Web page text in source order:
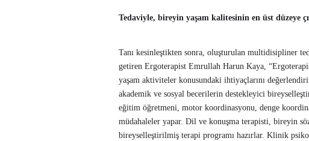
Tedaviyle, bireyin yaşam kalitesinin en üst düzeye
Tanı kesinleştikten sonra, oluşturulan multidisipliner
getiren Ergoterapist Emrullah Harun Kaya,
yaşam aktiviteler konusundaki ihtiyaçlarını
akademik ve sosyal becerilerin destekleyici
eğitim öğretmeni, motor koordinasyonu, denge
müdahaleler yapar. Dil ve konuşma terapisti, bireyin
bireyselleştirilmiş terapi programı hazırlar. Klinik